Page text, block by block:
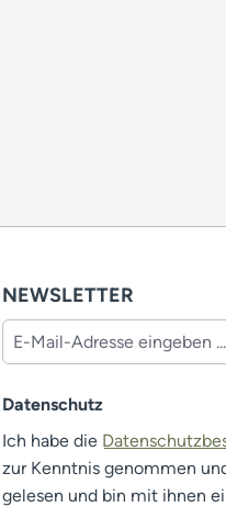
NEWSLETTER
Datenschutz
Ich habe die
zur Kenntnis genommen
gelesen und bin mit ihnen